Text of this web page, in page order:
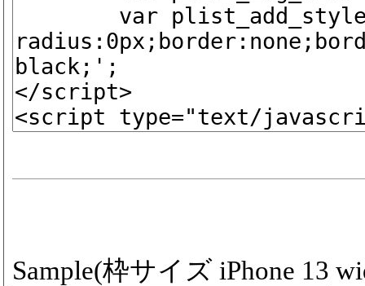
Sample(枠サイズ iPhone 13